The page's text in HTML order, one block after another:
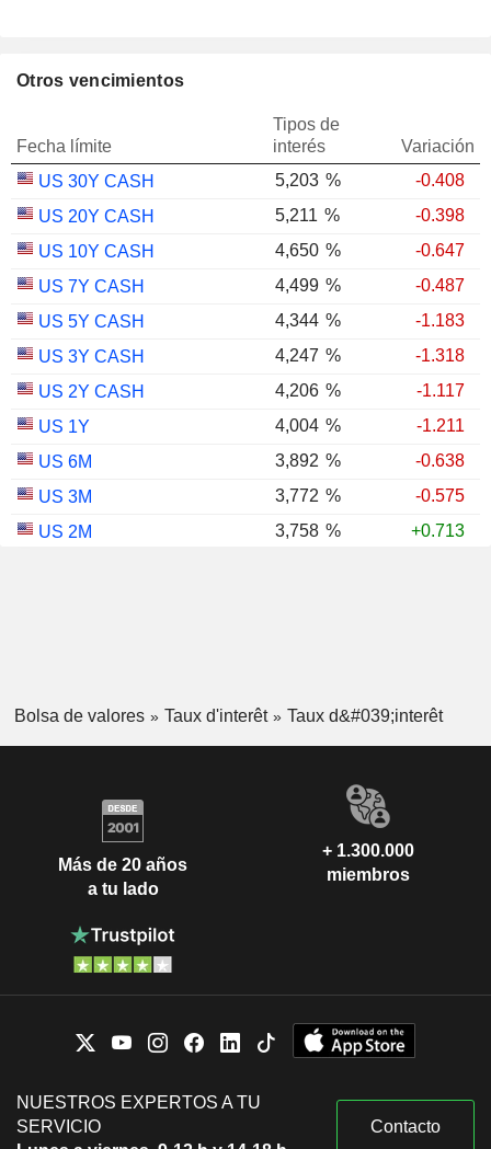
Otros vencimientos
Fecha límite
Tipos de
interés
Variación
US 30Y CASH
5,203 %
-0.408
US 20Y CASH
5,211 %
-0.398
US 10Y CASH
4,650 %
-0.647
US 7Y CASH
4,499 %
-0.487
US 5Y CASH
4,344 %
-1.183
US 3Y CASH
4,247 %
-1.318
US 2Y CASH
4,206 %
-1.117
US 1Y
4,004 %
-1.211
US 6M
3,892 %
-0.638
US 3M
3,772 %
-0.575
US 2M
3,758 %
+0.713
US 5Y INFLATION
1,725% +2.034
Bolsa de valores Taux d'interêt Taux d&#039;interêt
Más de 20 años
a tu lado
+ 1.300.000
miembros
NUESTROS EXPERTOS A TU
SERVICIO
Contacto